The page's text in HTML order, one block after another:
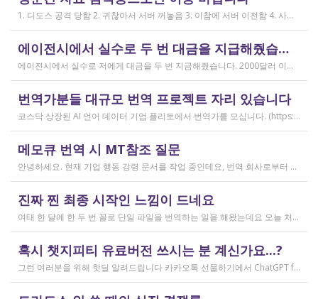
1. 디도스 공격 당함 2. 귀찮아서 서버 꺼놓음 3. 이참에 서버 이전함 4. 사라진 데이터는 없는 것 확인했는데, 일부 DB 설정이 활성화 안됨 5. 고칠 수는 있는데, 저희 집 신생아 협조 필요 6. 신생아가 협조하지 않음 현재 새글 쓰기, 신규 가입, 덧글 달기 등은 막아 두었습니다 언제든 3월 18일 전후 시점으로 롤백될 수 있습니다 디도스 공격은 10평짜리 구녕가게에 사람을 1만명 보내 영업방해를 하는 것과 같은 기법입니다. 왜 디도스 공격을 그렇게까지 열정적으로 하는가? 이것이 심해진 시점이 제가 출산하러 간다고 블라그에 글을 쓴 직후입니다. 적절한 비유인지 모르겠는데 암퇘지도 출산 후에는 도축 안 하지 않나 싶고요 옛날 같으면 이렇게 순하게 살지 않을 것인데, 요새 드는 생각이 좀 있습니다 사람은 노력해 봤자고, 사실 모든 능력치는 정해졌고 발현만 기다리는 것이 전부가 아닐까요 어떤 사람은 노력의 고점이 디도스 공격인 것입니다 그 애미도 한때는 가능성의 김칫국을 사발째 드링킹하며 키웠겠지요 저한테도 이 사이트를 유지할 유인이 있음은 말씀드렸으니 잘 이용해 주시면 그만인 것이고 시간 나시거든 디도스 공격자도 긍휼히 여겨 주시길 바랍니다
작성일
2026.04.15
에이전시에서 실수로 두 번 대금을 지급해줬습니다
에이전시에서 실수로 저에게 대금을 두 번 지금해줬습니다. 2000달러 이상을 두 번 wise로 지급받았습니다;;;; 에이전시에서 wise측으로 중복입금으로 인한 입금 취소 문의를 했는데 불가능하다고 답변을 받았다고 저에게 문의해달라고 하여, 저도 wise에 문의를 했지만, 입금자 정보를 알려준다면 취소 가능한 것 처럼 말하다가 결국 완료된 송금이라 취소가 불가능하다는 답변을 최종 전달받았습니다. 잘 쓰지 않는 계정이라 대금은 그대로 있는데 이 경우 제가 에이전시 계좌로 2000달러를 직접 재송금해도 문제가 없을까요..?? 추후 제 수익으로 잡혀서 세금문제나 기타 다른 사항이 복잡해질 것 같아서 wise에서 취소해주길 간절히 바랬는데ㅜㅜㅜ 이런경험이 있으시다면 어떻게 해결하셨나요ㅠㅠㅠ;;;
작성일
2026.04.04
번역가분들 대규모 번역 프로젝트 자리 있습니다
코스닥 상장된 AI 언어 데이터 기업 플리토에서 번역가를 모십니다. (https://startups.koraia.org/company/297) • 번역할 내용: 일상 대화, 일반 문장 중심의 단문 데이터 (전문지식 불필요) • 참여 프로젝트: 단문 번역(Human Translation) • 모집 언어쌍: 한국어 <> 다국어 • 목적: AI 학습용 데이터셋 구축 • 근무 형태: 재택 근무(학생, 프리랜서 번역가 환영) • 근무방법: Flitto 플랫폼 또는 엑셀 파일을 이용하여 작업 진행 - 파일 1개당 약 9,800단어 (언어쌍별 상이) - 파일 단위로 작업하며 1개만 참여도 가능 (이후 추가 참여 선택 가능) - 파일 1개 번역에 약 3~4일 데드라인 부여 - 파일 1개 번역 시 약 180,000원 ~ 386,000원 수준 (언어쌍별 상이) - 정산은 월 1회 지급 (플리토 정산 기준) - 프로젝트 기간: 약 1~3개월 (자율 참여) ★작업 단가: 한국어 → 스페인어: 9,800단어, 38.4원/단어, 파일 1개 완료 시 약 376,800원 스페인어 → 한국어: 9,800단어, 33.8원/단어, 파일 1개 완료 시 약 331,000원 한국어 → 러시아어: 9,800단어, 26.1원/단어, 파일 1개 완료 시 약 255,000원 한국어 → 중국어(간체): 9,800단어, 23.0원/단어, 파일 1개 완료 시 약 225,000원 중국어(간체) → 한국어: 16,800글자, 18.4원/글자, 파일 1개 완료 시 약 309,000원 한국어 → 중국어(번체): 9,800단어, 26.1원/단어, 파일 1개 완료 시 약 255,000원 중국어(번체) → 한국어: 16,800글자, 23.0원/글자, 파일 1개 완료 시 약 386,000원 한국어 → 베트남어: 9,800단어, 18.4원/단어, 파일 1개 완료 시 약 180,000원 베트남어 → 한국어: 9,800단어, 23.0원/단어, 파일 1개 완료 시 약 225,000원 *실제 업무시 수령 금액은 단가 및 작업량에 따라 위 금액과 차이가 있을 수 있습니다. *플리토 플랫폼(작업 툴) 작업 시 상응하는 포인트로 단가가 지급됩니다. 다음 링크로 신청 부탁드립니다: https://form.jotform.com/253371208518456?source_channel=albamon
메모큐 번역 시 MT참조 질문
안녕하세요. 현재 기업 행동 강령 문서를 작업 중인데요, 번역 회사로부터 메모큐 서버에서 메모큐 파일을 받았습니다. 번역회사에서 아이디와 비밀번호를 받아서 작업을 하는데 데스크탑 메모큐가 무료 버전이어서인지 이것저것 만져보다 보니(TM(만들어서 처음 해보는 문서 얼라인 시도), 라이브독스, 텀베이스등 눌러보는 행위) 밑의 사진과 같이 번역메모리 연결도 안된다고 하고 분명 어떤 파일에도 체크가 안 되어있는데 하나의 파일로만 연결 가능하다고 해서... 데스크탑 메모큐에서는 번역이 어렵다고 판단하여 그대로 이중언어 파일을 익스포트 해서 트라도스로 번역했습니다. (얼라인먼트 기능 사용해 2023년의 공식 한글 번역을 레퍼런스로 번역) 그랬더니 (메모큐에선 단순했던 코드가 트라도스에 복잡하게 나타나더라고요 아무튼 이것들을 해결하고 QA도 돌리고 나서...) 이중언어 파일을 메모큐에서 받으려다 보니 또 Free mode issue로 지원하지 않는 기능이라고 하더라고요. 그래서... 웹 메모큐를 사용해 태초부터 번역을 진행 중인데, 자동 번역으로 MT가 뜨는 걸 딸깍딸깍하고 확정 중이었는데 뭔가 이래도 되나 하는 생각이 들어서 질문하러 왔습니다. (이렇게 뜨는 걸 딸깍 확정 딸깍 확정 반복...) 클라이언트가 가이드라인을 주진 않았고 처음 파일을 줄 때 그 회사의 텀베이스가 연결된 파일을 줘서 그거 기반으로 한글 뜻이 맞으면 맞는 가이드라인이겠거니 하고 있는데 문장 부호나 말투나 뭔가 좀 기계번역의 날것을 적용하고 있다는 생각이 들어서... 이럴 땐 어떻게 해야하는지 여쭤보고 싶어요. 제가 트라도스로 번역한 세그먼트를 메모큐 타겟 세그먼트에 복붙하면 오류가 나는데 그냥 코드를 빼고 제가 트라도스에서 번역한걸 메모큐로 손수 옮겨야 할까요..!! 오늘 새벽 내내 기술 배우라는게 다른게 아니라 이걸 잘 알아두라는 말이었구나 하면서 깨달음을 얻었습니다...
진짜 찐 최종 시작인 느낌이 드네요
여태 한 달에 한 두 번 꼴로 단일 파일을 번역하는 일을 해왔는데요 오늘 처음으로 모 회사에서 트라도스 패키지 파일로 전달하는 일을!!! 주셔서 열어봤습니다. ...너무 떨리네요 원래 타겟 세그먼트에 아무것도 없었는데, NMT나 100프로 매치로 채워져있고 그래요 맨 처음 일을 받고 돈을 받았을 때가 커리어의 시작이라고 생각했는데 몇 달 동안 그런 식으로 많으면 두 세개 정도의 일을 받다가 오늘 나름 볼륨 있는 업무를 맡게 되니까 뭔가 커리어의 [진짜_찐_시작_최종] 같고 긴장되네요 잘 해내고 싶어서 떨리고,,,,,, 잘 할 수 있을까 싶고 크아악 다들 2월에 일 잘 해내고 계신가요 여태껏 검색 기능을 사용해 눈팅만 해왔는데 산번혁 회원님들의 번역가 라이프는 어떻게 굴러가고 있는지 궁금하네요 호호호
2026.02.20
혹시 챗지피티 유료버전 쓰시는 분 계신가요...?
그런 여러분을 위해 핫딜 알려드립니다 카카오톡 선물하기에서 ChatGPT for Kakao 쳐서 들어가 보시면 한달에 200달러짜리 프로 버전을 2만9천원에 팔고 있습니다. 이벤트 성이라서 계속 판매는 안 할 것 같고 5개 구매 제한도 있긴 하지만, 어차피 3만원씩 내고 플러스 버전 쓰시고 계시다면 같은 가격에 프로 써보는 것도 나쁘지 않을 것 같아요 ㅎㅎ 저도 혹시 사기 아닌가 긴가민가했는데 진짜 프로 버전 맞더라고요.